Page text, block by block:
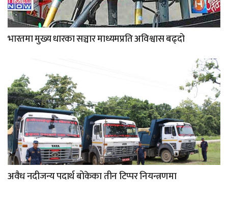
भारतमा मुख्य धारका सञ्चार माध्यमप्रति अविश्वास बढ्दो
अवैध नदीजन्य पदार्थ बोकेका तीन टिप्पर नियन्त्रणमा